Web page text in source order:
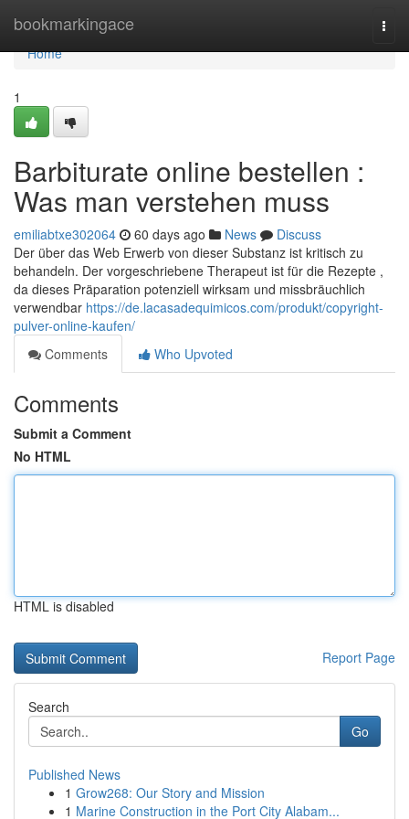
bookmarkingace
Home
Home
1
Barbiturate online bestellen :
Was man verstehen muss
emiliabtxe302064 60 days ago News
Discuss
Der über das Web Erwerb von dieser Substanz ist kritisch zu
behandeln. Der vorgeschriebene Therapeut ist für die Rezepte ,
da dieses Präparation potenziell wirksam und missbräuchlich
verwendbar https://de.lacasadequimicos.com/produkt/copyright-
pulver-online-kaufen/
Comments
Who Upvoted
Comments
Submit a Comment
No HTML
HTML is disabled
Report Page
Search
Go
Published News
1 Grow268: Our Story and Mission
1 Marine Construction in the Port City Alabam...